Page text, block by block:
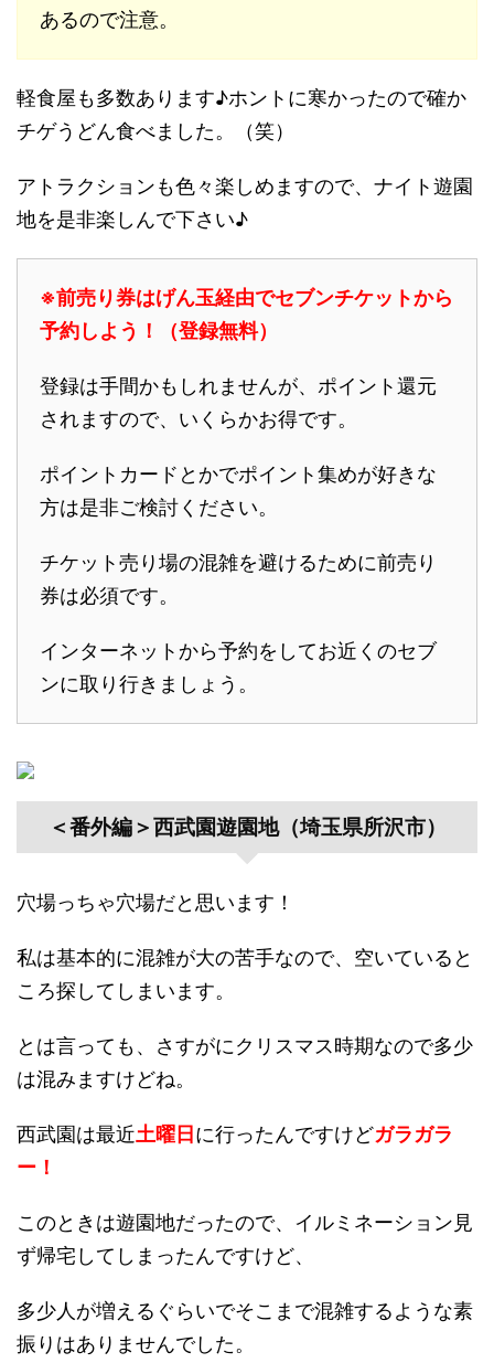
あるので注意。
軽食屋も多数あります♪ホントに寒かったので確か
チゲうどん食べました。（笑）
アトラクションも色々楽しめますので、ナイト遊園
地を是非楽しんで下さい♪
※前売り券はげん玉経由でセブンチケットから
予約しよう！（登録無料）
登録は手間かもしれませんが、ポイント還元
されますので、いくらかお得です。
ポイントカードとかでポイント集めが好きな
方は是非ご検討ください。
チケット売り場の混雑を避けるために前売り
券は必須です。
インターネットから予約をしてお近くのセブ
ンに取り行きましょう。
＜番外編＞西武園遊園地（埼玉県所沢市）
穴場っちゃ穴場だと思います！
私は基本的に混雑が大の苦手なので、空いていると
ころ探してしまいます。
とは言っても、さすがにクリスマス時期なので多少
は混みますけどね。
西武園は最近土曜日 に行ったんですけどガラガラ
ー！
このときは遊園地だったので、イルミネーション見
ず帰宅してしまったんですけど、
多少人が増えるぐらいでそこまで混雑するような素
振りはありませんでした。